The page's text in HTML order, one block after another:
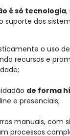
é só tecnologia,
suporte dos
o uso
recursos e
de forma
e presenciais;
manuais, com
processos